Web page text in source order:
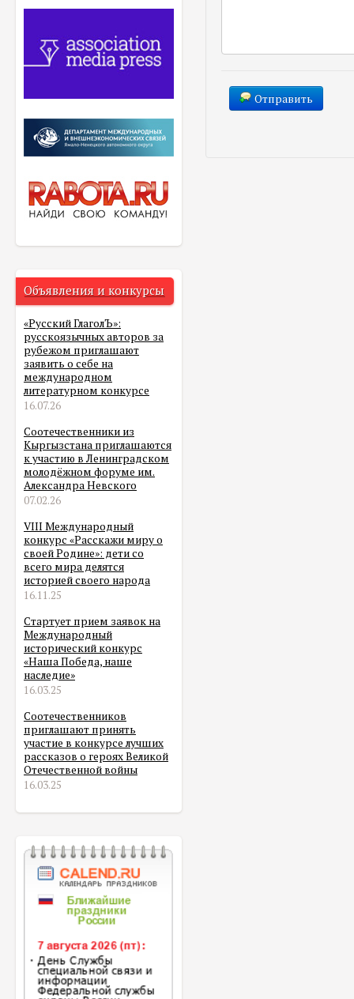
Объявления и конкурсы
«Русский ГлаголЪ»:
русскоязычных авторов за
рубежом приглашают
заявить о себе на
международном
литературном конкурсе
16.07.26
Соотечественники из
Кыргызстана приглашаются
к участию в Ленинградском
молодёжном форуме им.
Александра Невского
07.02.26
VIII Международный
конкурс «Расскажи миру о
своей Родине»: дети со
всего мира делятся
историей своего народа
16.11.25
Стартует прием заявок на
Международный
исторический конкурс
«Наша Победа, наше
наследие»
16.03.25
Соотечественников
приглашают принять
участие в конкурсе лучших
рассказов о героях Великой
Отечественной войны
16.03.25
Отправить